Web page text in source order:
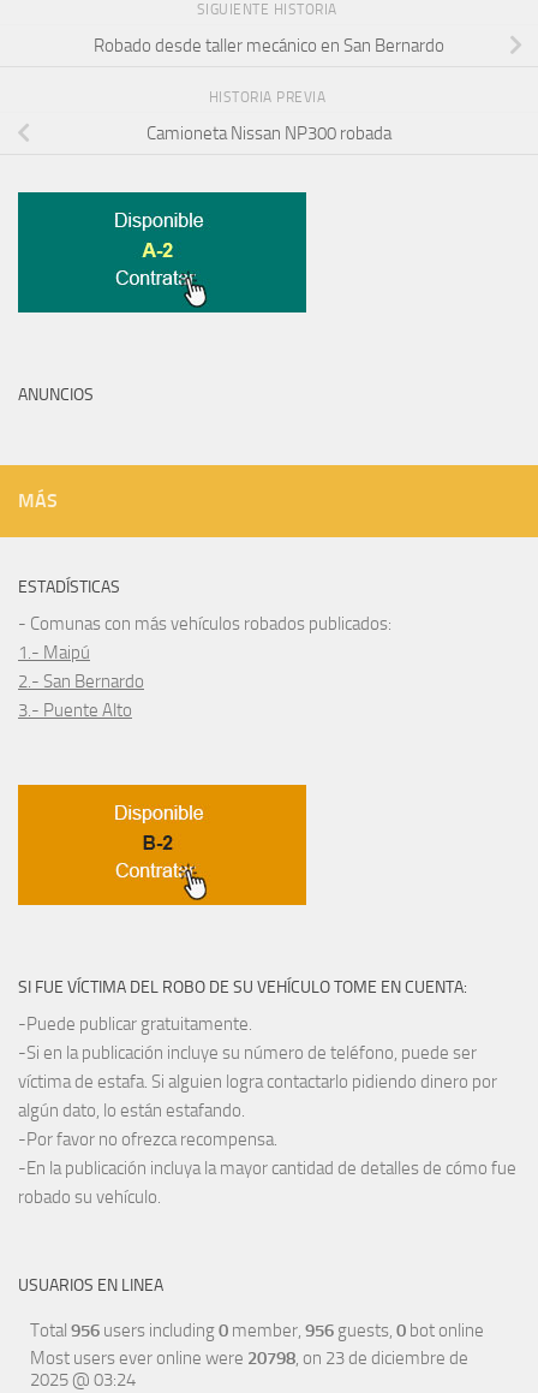
SIGUIENTE HISTORIA
Robado desde taller mecánico en San Bernardo
HISTORIA PREVIA
Camioneta Nissan NP300 robada
ANUNCIOS
MÁS
ESTADÍSTICAS
- Comunas con más vehículos robados publicados:
1.- Maipú
2.- San Bernardo
3.- Puente Alto
SI FUE VÍCTIMA DEL ROBO DE SU VEHÍCULO TOME EN CUENTA:
-Puede publicar gratuitamente.
-Si en la publicación incluye su número de teléfono, puede ser
víctima de estafa. Si alguien logra contactarlo pidiendo dinero por
algún dato, lo están estafando.
-Por favor no ofrezca recompensa.
-En la publicación incluya la mayor cantidad de detalles de cómo fue
robado su vehículo.
USUARIOS EN LINEA
Total 956 users including0 member, 956 guests, 0 bot online
Most users ever online were 20798, on 23 de diciembre de
2025 @ 03:24